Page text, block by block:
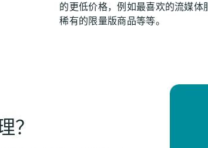
的更低价格，例如最喜欢的流媒体
稀有的限量版商品等等。
？